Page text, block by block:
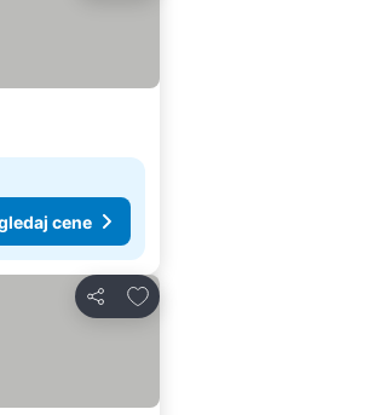
cene
Deli
Dodati u favorite